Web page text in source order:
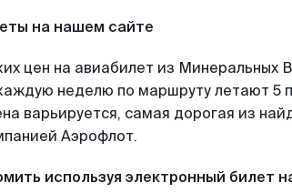
на нашем сайте
цен на авиабилет из Минеральных
неделю по маршруту летают 5
варьируется, самая дорогая из
Аэрофлот.
используя электронный билет